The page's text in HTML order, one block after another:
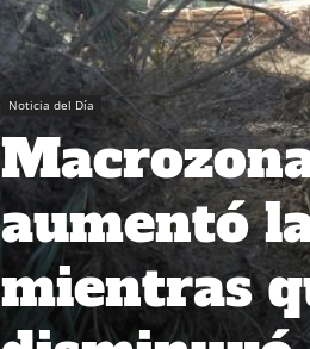
Noticia del Día
aumentó
mientras